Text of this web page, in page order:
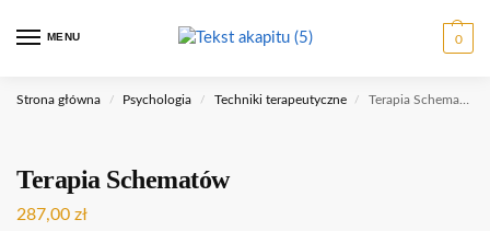
MENU 0
Strona główna / Psychologia / Techniki terapeutyczne / Terapia Schematów
Terapia Schematów
287,00 zł